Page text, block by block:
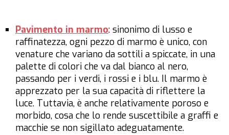
Pavimento in marmo: sinonimo di lusso e
raffinatezza, ogni pezzo di marmo è unico, con
venature che variano da sottili a spiccate, in una
palette di colori che va dal bianco al nero,
passando per i verdi, i rossi e i blu. Il marmo è
apprezzato per la sua capacità di riflettere la
luce. Tuttavia, è anche relativamente poroso e
morbido, cosa che lo rende suscettibile a graffi e
macchie se non sigillato adeguatamente.